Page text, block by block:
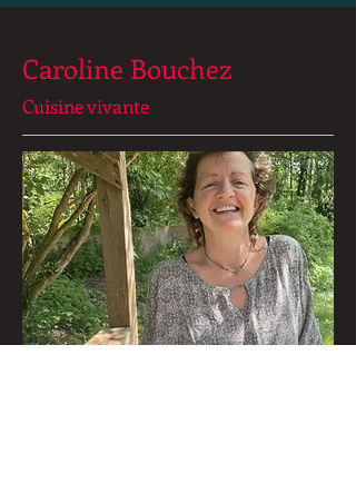
Caroline Bouchez
Cuisine vivante